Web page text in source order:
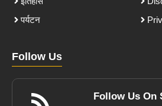
पर्यटन
Follow Us
Follow Us On